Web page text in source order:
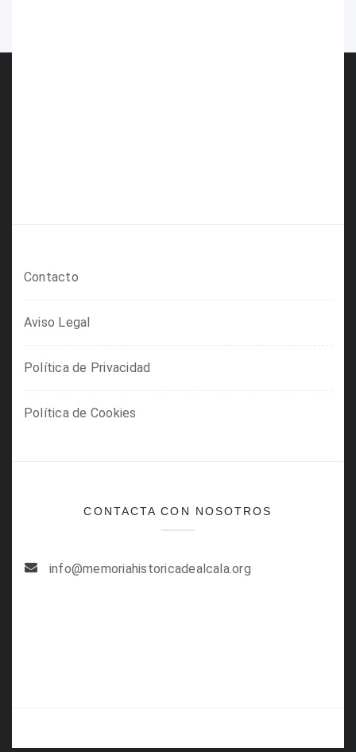
Contacto
Aviso Legal
Política de Privacidad
Política de Cookies
CONTACTA CON NOSOTROS
info@memoriahistoricadealcala.org